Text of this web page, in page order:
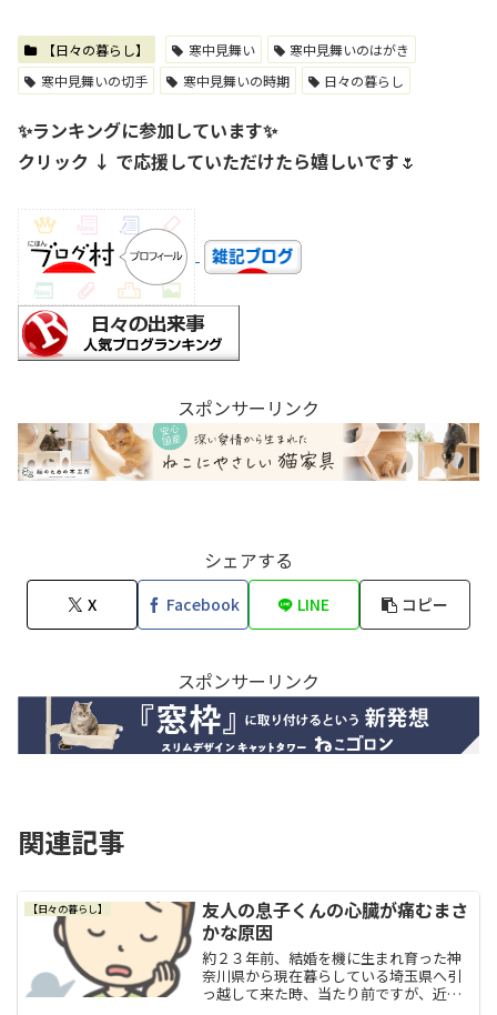
【日々の暮らし】 寒中見舞い
寒中見舞いのはがき
寒中見舞いの切手
寒中見舞いの時期 日々の暮らし
✨ランキングに参加しています✨
クリック ↓ で応援していただけたら嬉しいです🌷
スポンサーリンク
シェアする
X Facebook LINE コピー
スポンサーリンク
関連記事
【日々の暮らし】
友人の息子くんの心臓が痛むまさ
かな原因
約２３年前、結婚を機に生まれ育った神
奈川県から現在暮らしている埼玉県へ引
っ越して来た時、当たり前ですが、近所